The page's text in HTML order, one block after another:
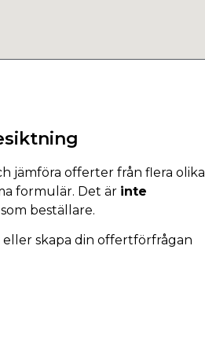
jämföra offerter från flera olika
formulär. Det är inte
beställare.
eller skapa din offertförfrågan